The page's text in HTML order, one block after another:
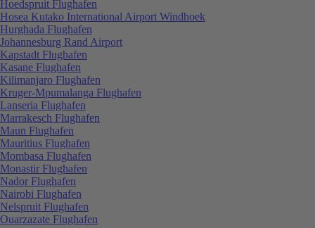
Hoedspruit Flughafen
Hosea Kutako International Airport Windhoek
Hurghada Flughafen
Johannesburg Rand Airport
Kapstadt Flughafen
Kasane Flughafen
Kilimanjaro Flughafen
Kruger-Mpumalanga Flughafen
Lanseria Flughafen
Marrakesch Flughafen
Maun Flughafen
Mauritius Flughafen
Mombasa Flughafen
Monastir Flughafen
Nador Flughafen
Nairobi Flughafen
Nelspruit Flughafen
Ouarzazate Flughafen